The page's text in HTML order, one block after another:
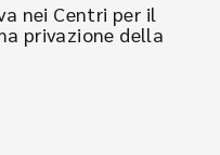
nei Centri per il
privazione della